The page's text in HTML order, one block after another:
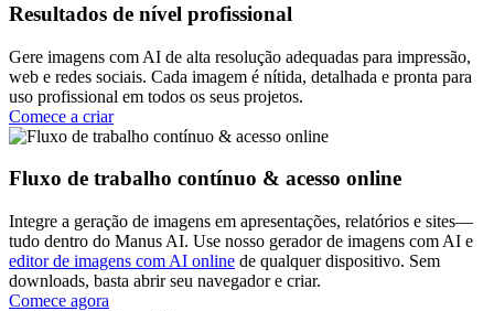
Resultados de nível profissional
Gere imagens com AI de alta resolução adequadas para impressão,
web e redes sociais. Cada imagem é nítida, detalhada e pronta para
uso profissional em todos os seus projetos.
Comece a criar
Fluxo de trabalho contínuo & acesso online
Integre a geração de imagens em apresentações, relatórios e sites—
tudo dentro do Manus AI. Use nosso gerador de imagens com AI e
editor de imagens com AI online de qualquer dispositivo. Sem
downloads, basta abrir seu navegador e criar.
Comece agora